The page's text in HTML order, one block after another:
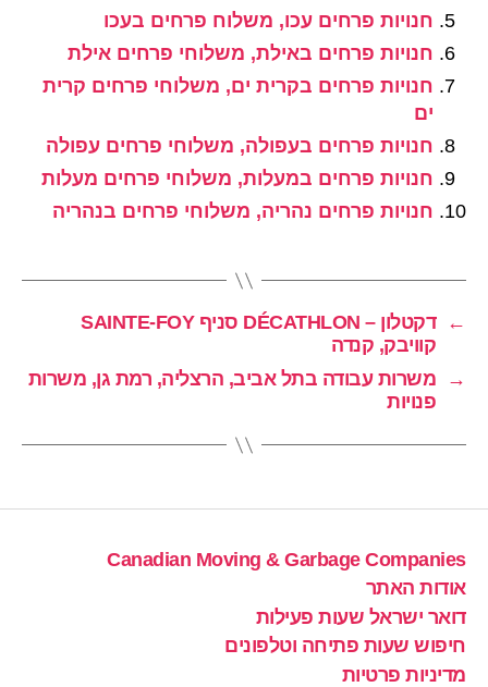
חנויות פרחים עכו, משלוח פרחים בעכו
חנויות פרחים באילת, משלוחי פרחים אילת
חנויות פרחים בקרית ים, משלוחי פרחים קרית
ים
חנויות פרחים בעפולה, משלוחי פרחים עפולה
חנויות פרחים במעלות, משלוחי פרחים מעלות
חנויות פרחים נהריה, משלוחי פרחים בנהריה
←
דקטלון – DÉCATHLON סניף SAINTE-FOY
קוויבק, קנדה
→
משרות עבודה בתל אביב, הרצליה, רמת גן, משרות
פנויות
Canadian Moving & Garbage Companies
אודות האתר
דואר ישראל שעות פעילות
חיפוש שעות פתיחה וטלפונים
מדיניות פרטיות